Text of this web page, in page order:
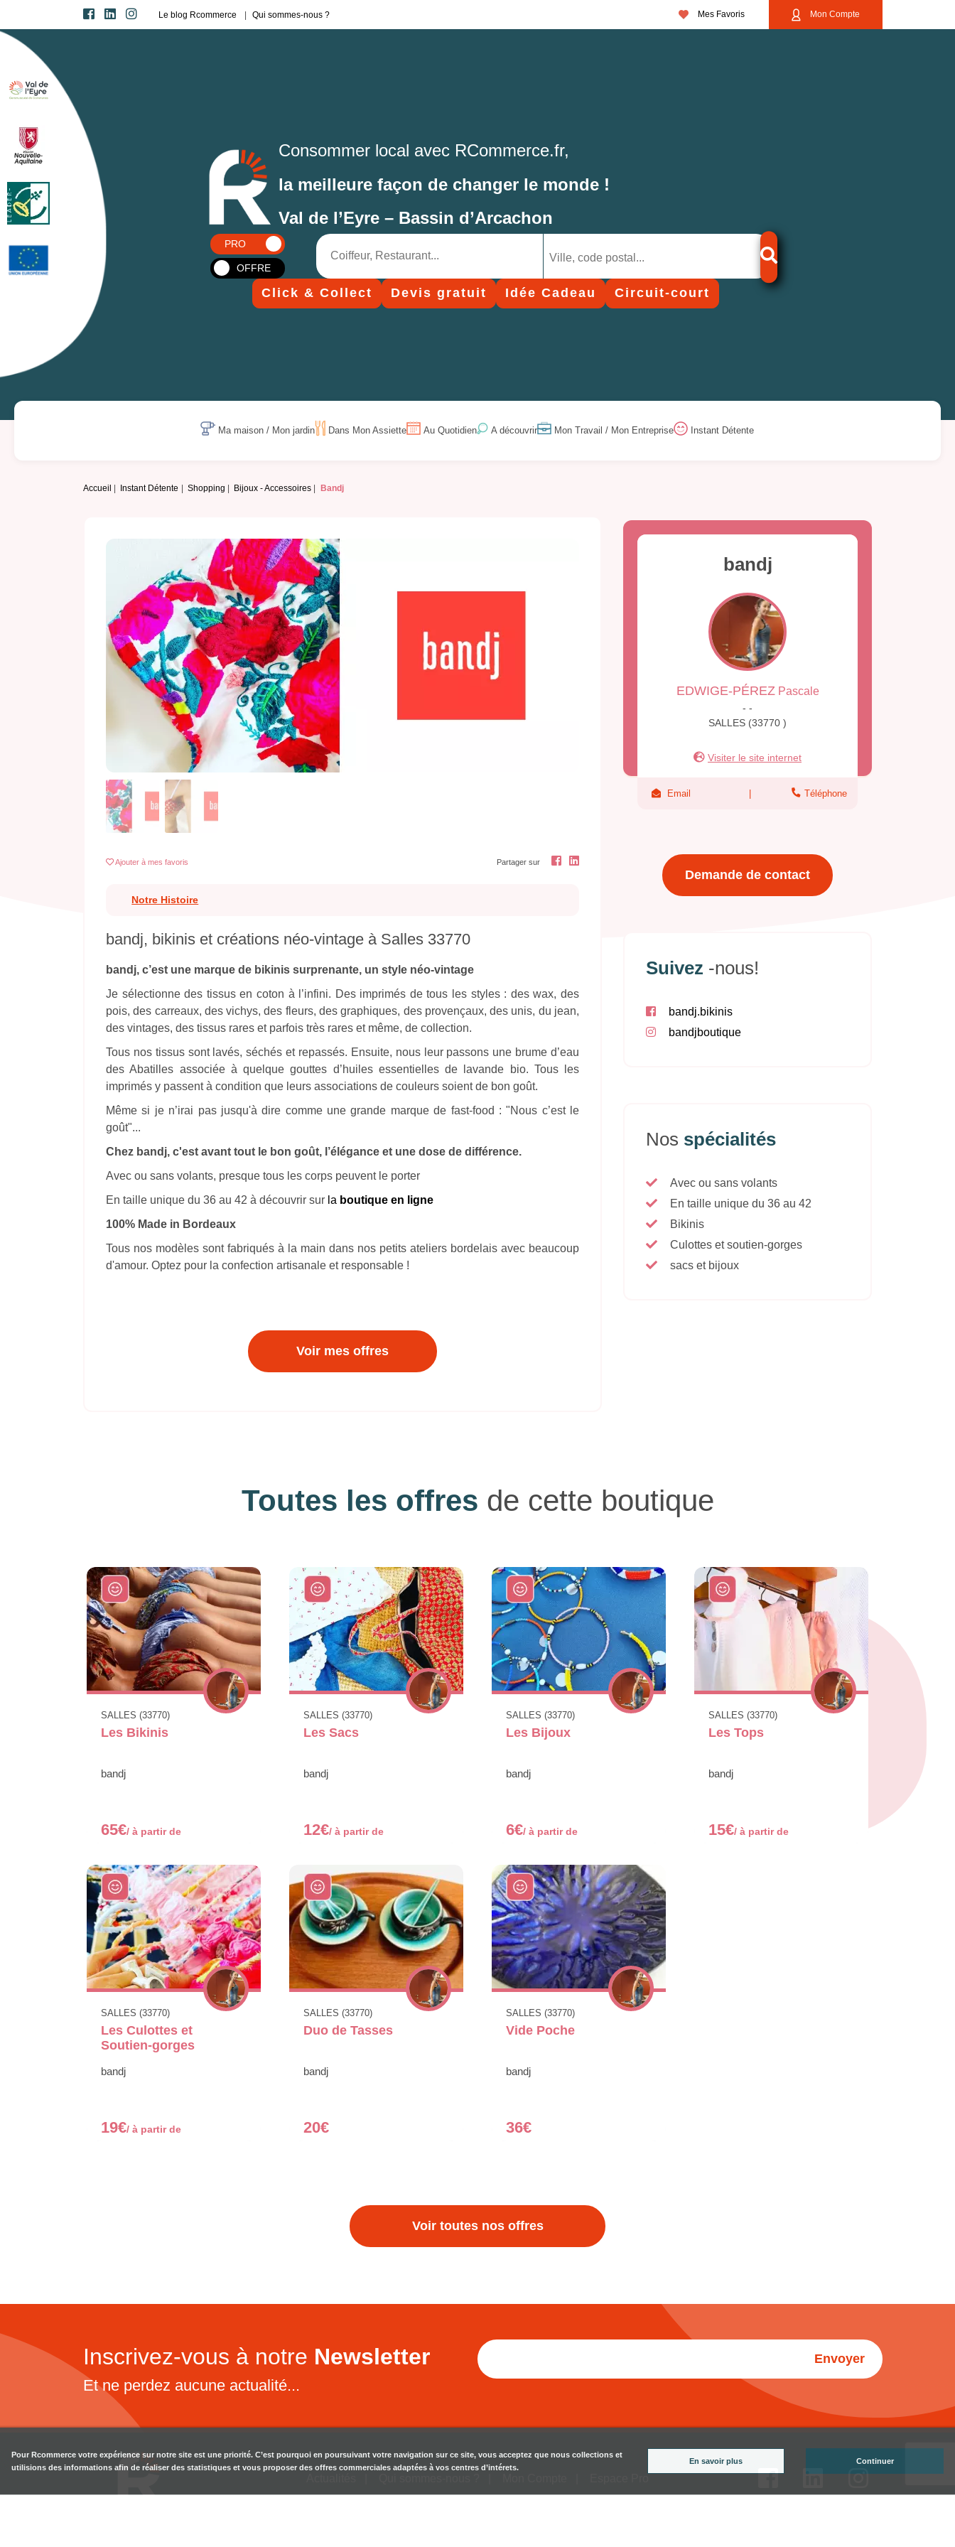
Le blog Rcommerce Qui sommes-nous ? Mes Favoris Mon Compte
Consommer local avec RCommerce.fr,
la meilleure façon de changer le monde !
Val de l’Eyre – Bassin d’Arcachon
PRO
OFFRE
Click & Collect Devis gratuit Idée Cadeau Circuit-court
Ma maison / Mon jardin Dans Mon Assiette Au Quotidien A découvrir Mon Travail / Mon Entreprise Instant Détente
Accueil Instant Détente Shopping Bijoux - Accessoires Bandj
Previous
Ajouter à mes favoris Partager sur
Notre Histoire
bandj, bikinis et créations néo-vintage à Salles 33770
bandj, c’est une marque de bikinis surprenante, un style néo-vintage
Je sélectionne des tissus en coton à l’infini. Des imprimés de tous les styles : des wax, des
pois, des carreaux, des vichys, des fleurs, des graphiques, des provençaux, des unis, du jean,
des vintages, des tissus rares et parfois très rares et même, de collection.
Tous nos tissus sont lavés, séchés et repassés. Ensuite, nous leur passons une brume d’eau
des Abatilles associée à quelque gouttes d’huiles essentielles de lavande bio. Tous les
imprimés y passent à condition que leurs associations de couleurs soient de bon goût.
Même si je n’irai pas jusqu'à dire comme une grande marque de fast-food : "Nous c’est le
goût"...
Chez bandj, c'est avant tout le bon goût, l’élégance et une dose de différence.
Avec ou sans volants, presque tous les corps peuvent le porter
En taille unique du 36 au 42 à découvrir sur la boutique en ligne
100% Made in Bordeaux
Tous nos modèles sont fabriqués à la main dans nos petits ateliers bordelais avec beaucoup
d'amour. Optez pour la confection artisanale et responsable !
Voir mes offres
bandj
EDWIGE-PÉREZPascale
- -
SALLES (33770 )
Visiter le site internet
Email Téléphone
Demande de contact
Suivez -nous!
bandj.bikinis
bandjboutique
Nos spécialités
Avec ou sans volants
En taille unique du 36 au 42
Bikinis
Culottes et soutien-gorges
sacs et bijoux
Toutes les offres de cette boutique
SALLES (33770)
Les Bikinis
bandj
65€/ à partir de
SALLES (33770)
Les Sacs
bandj
12€/ à partir de
SALLES (33770)
Les Bijoux
bandj
6€/ à partir de
SALLES (33770)
Les Tops
bandj
15€/ à partir de
SALLES (33770)
Les Culottes et
Soutien-gorges
bandj
19€/ à partir de
SALLES (33770)
Duo de Tasses
bandj
20€
SALLES (33770)
Vide Poche
bandj
36€
Voir toutes nos offres
Inscrivez-vous à notre Newsletter
Et ne perdez aucune actualité...
Envoyer
Pour Rcommerce votre expérience sur notre site est une priorité. C’est pourquoi en poursuivant votre navigation sur ce site, vous acceptez que nous collections et
utilisions des informations afin de réaliser des statistiques et vous proposer des offres commerciales adaptées à vos centres d’intérets.
En savoir plus Continuer